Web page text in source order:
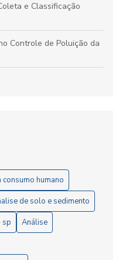
e Classificação
Controle de Poluição da
para Agricultores
Microbiológica da Água
de Análise de
Residuais para Garantir
humano
de solo e sedimento
sp
Análise